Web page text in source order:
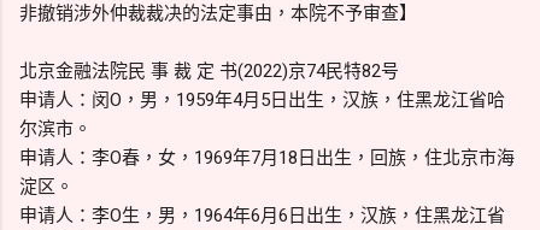
非撤销涉外仲裁裁决的法定事由，本院不予审查】
北京金融法院民 事 裁 定 书(2022)京74民特82号
申请人：闵O，男，1959年4月5日出生，汉族，住黑龙江省哈
尔滨市。
申请人：李O春，女，1969年7月18日出生，回族，住北京市海
淀区。
申请人：李O生，男，1964年6月6日出生，汉族，住黑龙江省